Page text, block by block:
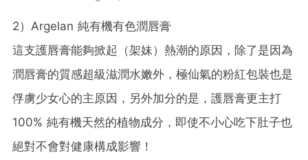
2）Argelan 純有機有色潤唇膏
這支護唇膏能夠掀起（架妹）熱潮的原因，除了是因為
潤唇膏的質感超級滋潤水嫩外，極仙氣的粉紅包裝也是
俘虜少女心的主原因，另外加分的是，護唇膏更主打
100% 純有機天然的植物成分，即使不小心吃下肚子也
絕對不會對健康構成影響！